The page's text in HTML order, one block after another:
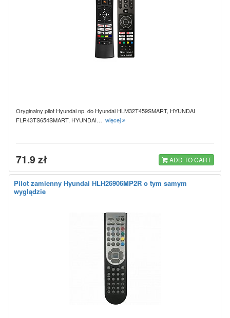
Oryginalny pilot Hyundai np. do Hyundai HLM32T459SMART, HYUNDAI
FLR43TS654SMART, HYUNDAI… więcej
71.9 zł ADD TO CART
Pilot zamienny Hyundai HLH26906MP2R o tym samym
wyglądzie